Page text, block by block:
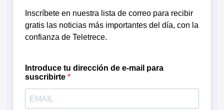
Inscríbete en nuestra lista de correo para recibir
gratis las noticias más importantes del día, con la
confianza de Teletrece.
Introduce tu dirección de e-mail para
suscribirte